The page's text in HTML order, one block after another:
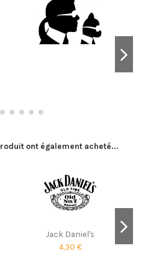
ont également acheté...
Jack Daniel's
4,30 €